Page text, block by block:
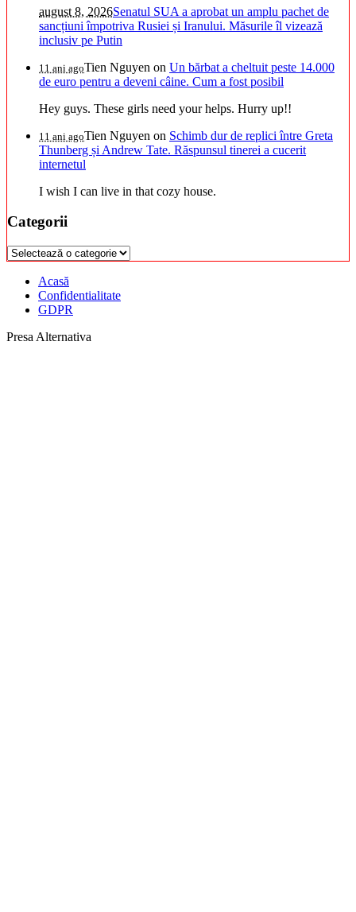
august 8, 2026Senatul SUA a aprobat un amplu pachet de
sancțiuni împotriva Rusiei și Iranului. Măsurile îl vizează
inclusiv pe Putin
11 ani agoTien Nguyen on Un bărbat a cheltuit peste 14.000
de euro pentru a deveni câine. Cum a fost posibil
Hey guys. These girls need your helps. Hurry up!!
11 ani agoTien Nguyen on Schimb dur de replici între Greta
Thunberg și Andrew Tate. Răspunsul tinerei a cucerit
internetul
I wish I can live in that cozy house.
Categorii
Categorii
Acasă
Confidentialitate
GDPR
Presa Alternativa